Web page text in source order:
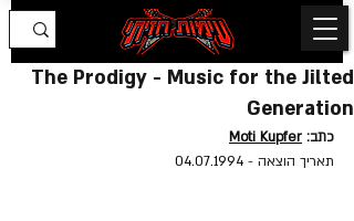
The Prodigy - Music for the Jilted
Generation
כתב: Moti Kupfer
תאריך הוצאה - 04.07.1994